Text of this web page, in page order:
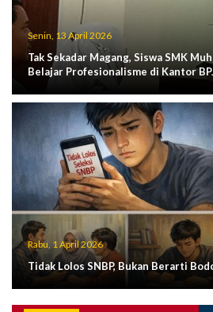
Senin, 13 April 2026
Tak Sekadar Magang, Siswa SMK
Belajar Profesionalisme di Kantor
Rabu, 1 April 2026
Tidak Lolos SNBP, Bukan Berarti